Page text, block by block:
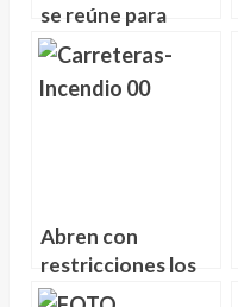
se reúne para
combatir la
implantación de
UBER
Abren con
restricciones los
accesos al Teide